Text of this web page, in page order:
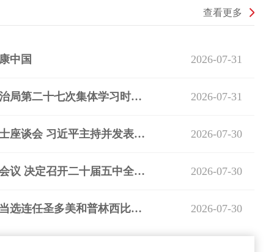
查看更多
中国 2026-07-31
习近平在中共中央政治局第二十七次集体学习时强调 强化政治引领 深化创新发展 高质量推进国防和军队现代化 2026-07-31
中共中央召开党外人士座谈会 习近平主持并发表重要讲话 2026-07-30
中共中央政治局召开会议 决定召开二十届五中全会 分析研究当前经济形势和经济工作 中共中央总书记习近平主持会议 2026-07-30
习近平致电祝贺诺瓦当选连任圣多美和普林西比总统 2026-07-30